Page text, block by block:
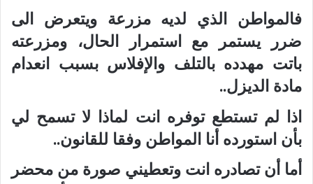
فالمواطن الذي لديه مزرعة ويتعرض الى
ضرر يستمر مع استمرار الحال، ومزرعته
باتت مهدده بالتلف والإفلاس بسبب انعدام
مادة الديزل..
اذا لم تستطع توفره انت لماذا لا تسمح لي
بأن استورده أنا المواطن وفقا للقانون..
أما أن تصادره انت وتعطيني صورة من محضر